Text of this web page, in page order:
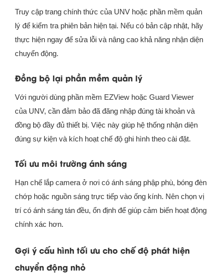
Truy cập trang chính thức của UNV hoặc phần mềm quản
lý để kiểm tra phiên bản hiện tại. Nếu có bản cập nhật, hãy
thực hiện ngay để sửa lỗi và nâng cao khả năng nhận diện
chuyển động.
Đồng bộ lại phần mềm quản lý
Với người dùng phần mềm EZView hoặc Guard Viewer
của UNV, cần đảm bảo đã đăng nhập đúng tài khoản và
đồng bộ đầy đủ thiết bị. Việc này giúp hệ thống nhận diện
đúng sự kiện và kích hoạt chế độ ghi hình theo cài đặt.
Tối ưu môi trường ánh sáng
Hạn chế lắp camera ở nơi có ánh sáng phập phù, bóng đèn
chớp hoặc nguồn sáng trực tiếp vào ống kính. Nên chọn vị
trí có ánh sáng tán đều, ổn định để giúp cảm biến hoạt động
chính xác hơn.
Gợi ý cấu hình tối ưu cho chế độ phát hiện
chuyển động nhỏ